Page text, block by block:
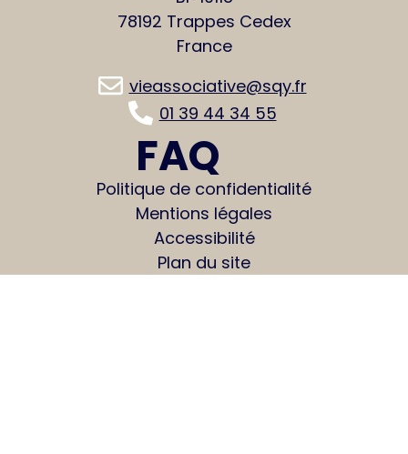
78192 Trappes Cedex
France
vieassociative@sqy.fr
01 39 44 34 55
FAQ
Politique de confidentialité
Mentions légales
Accessibilité
Plan du site